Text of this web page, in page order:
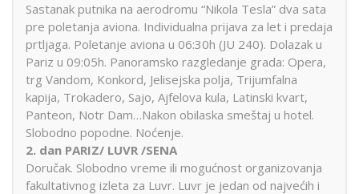
Sastanak putnika na aerodromu “Nikola Tesla” dva sata
pre poletanja aviona. Individualna prijava za let i predaja
prtljaga. Poletanje aviona u 06:30h (JU 240). Dolazak u
Pariz u 09:05h. Panoramsko razgledanje grada: Opera,
trg Vandom, Konkord, Jelisejska polja, Trijumfalna
kapija, Trokadero, Sajo, Ajfelova kula, Latinski kvart,
Panteon, Notr Dam…Nakon obilaska smeštaj u hotel.
Slobodno popodne. Noćenje.
2. dan PARIZ/ LUVR /SENA
Doručak. Slobodno vreme ili mogućnost organizovanja
fakultativnog izleta za Luvr. Luvr je jedan od najvećih i